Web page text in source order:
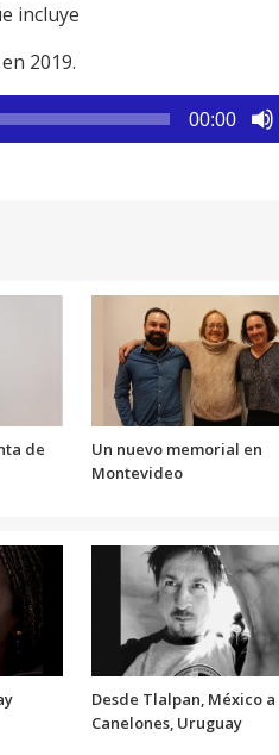
incluye
2019.
00:00
de
Un nuevo memorial en
Montevideo
Desde Tlalpan, México a
Canelones, Uruguay